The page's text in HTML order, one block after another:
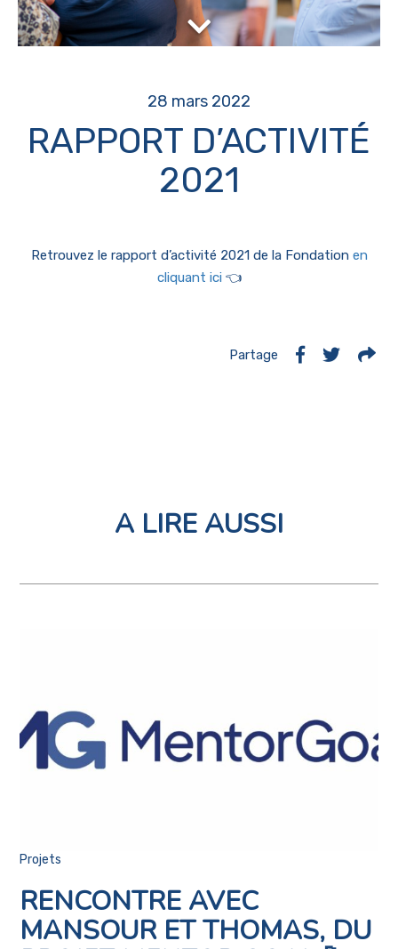
28 mars 2022
RAPPORT D’ACTIVITÉ
2021
Retrouvez le rapport d’activité 2021 de la Fondation en
cliquant ici👈
Partage
A LIRE AUSSI
Projets
RENCONTRE AVEC
MANSOUR ET THOMAS, DU